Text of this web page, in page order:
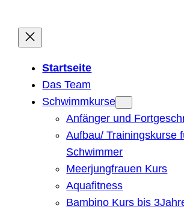
Inhalt
springen
Startseite
Das Team
Schwimmkurse
Anfänger und
Aufbau/ Trainingskurse
Schwimmer
Meerjungfrauen Kurs
Aquafitness
Bambino Kurs bis